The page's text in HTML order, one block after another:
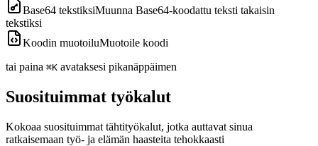
Base64 tekstiksiMuunna Base64-koodattu teksti takaisin
tekstiksi
Koodin muotoiluMuotoile koodi
tai paina ⌘K avataksesi pikanäppäimen
Suosituimmat työkalut
Kokoaa suosituimmat tähtityökalut, jotka auttavat sinua
ratkaisemaan työ- ja elämän haasteita tehokkaasti